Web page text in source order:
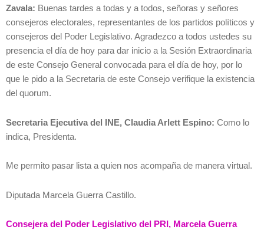
Zavala: Buenas tardes a todas y a todos, señoras y señores
consejeros electorales, representantes de los partidos políticos y
consejeros del Poder Legislativo. Agradezco a todos ustedes su
presencia el día de hoy para dar inicio a la Sesión Extraordinaria
de este Consejo General convocada para el día de hoy, por lo
que le pido a la Secretaria de este Consejo verifique la existencia
del quorum.
Secretaria Ejecutiva del INE, Claudia Arlett Espino: Como lo
indica, Presidenta.
Me permito pasar lista a quien nos acompaña de manera virtual.
Diputada Marcela Guerra Castillo.
Consejera del Poder Legislativo del PRI, Marcela Guerra